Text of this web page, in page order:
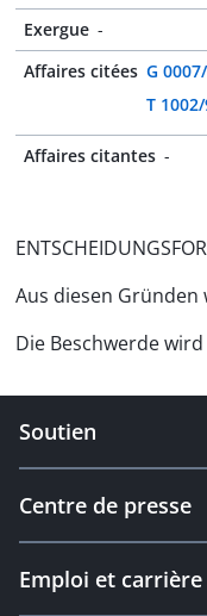
Exergue -
Affaires citées G
T
Affaires citantes -
Aus diesen
Die Beschwerde
Soutien
Centre de presse
Emploi et carrière